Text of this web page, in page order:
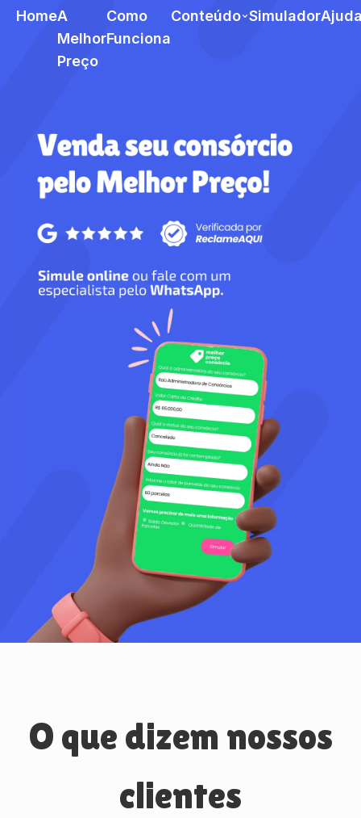
HomeA
Melhor
Preço
Como
Funciona
Conteúdo Simulador
O que dizem nossos
clientes